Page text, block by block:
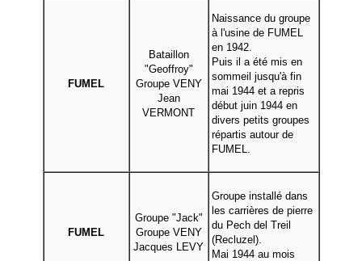
FUMEL
Bataillon
"Geoffroy"
Groupe VENY
Jean
VERMONT
Naissance du groupe
à l'usine de FUMEL
en 1942.
Puis il a été mis en
sommeil jusqu'à fin
mai 1944 et a repris
début juin 1944 en
divers petits groupes
répartis autour de
FUMEL.
FUMEL
Groupe "Jack"
Groupe VENY
Jacques LEVY
Groupe installé dans
les carrières de pierre
du Pech del Treil
(Recluzel).
Mai 1944 au mois